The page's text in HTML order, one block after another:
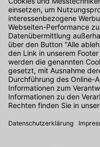
Kontakt
Unser Onlineshop Team ist
Uhr unter der Telefonnummer
Alternativ können Sie unser
Den Kontakt direkt in unsere
Oder über unseren Chat .